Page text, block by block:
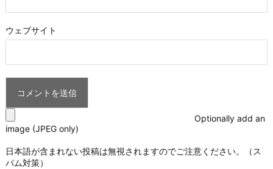
ウェブサイト
Optionally add an
image (JPEG only)
日本語が含まれない投稿は無視されますのでご注意ください。（ス
パム対策）